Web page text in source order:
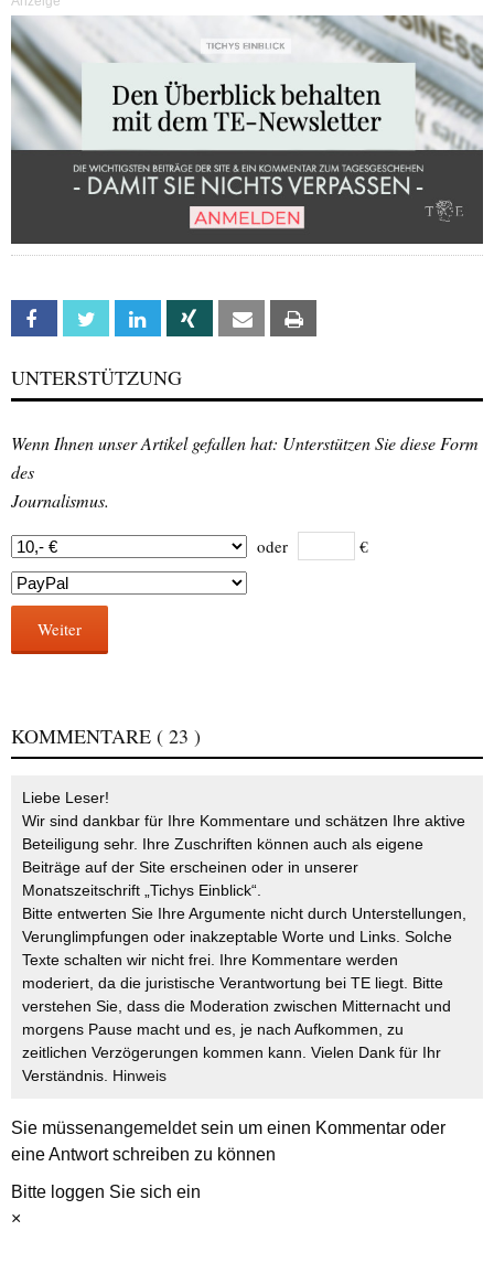
Facebook Twitter Linkedin Xing Email
UNTERSTÜTZUNG
Wenn Ihnen unser Artikel gefallen hat: Unterstützen Sie diese Form
des
Journalismus.
oder €
Weiter
KOMMENTARE ( 23 )
Liebe Leser!
Wir sind dankbar für Ihre Kommentare und schätzen Ihre aktive
Beteiligung sehr. Ihre Zuschriften können auch als eigene
Beiträge auf der Site erscheinen oder in unserer
Monatszeitschrift „Tichys Einblick“.
Bitte entwerten Sie Ihre Argumente nicht durch Unterstellungen,
Verunglimpfungen oder inakzeptable Worte und Links. Solche
Texte schalten wir nicht frei. Ihre Kommentare werden
moderiert, da die juristische Verantwortung bei TE liegt. Bitte
verstehen Sie, dass die Moderation zwischen Mitternacht und
morgens Pause macht und es, je nach Aufkommen, zu
zeitlichen Verzögerungen kommen kann. Vielen Dank für Ihr
Verständnis. Hinweis
Sie müssenangemeldetsein um einen Kommentar oder
eine Antwort schreiben zu können
Bitte loggen Sie sich ein
×